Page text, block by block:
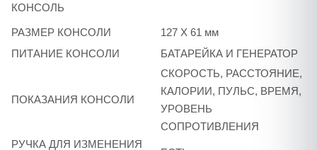
КОНСОЛЬ
РАЗМЕР КОНСОЛИ
127 X 61 мм
ПИТАНИЕ КОНСОЛИ
БАТАРЕЙКА И ГЕНЕРАТОР
ПОКАЗАНИЯ КОНСОЛИ
СКОРОСТЬ, РАССТОЯНИЕ,
КАЛОРИИ, ПУЛЬС, ВРЕМЯ,
УРОВЕНЬ
СОПРОТИВЛЕНИЯ
РУЧКА ДЛЯ ИЗМЕНЕНИЯ